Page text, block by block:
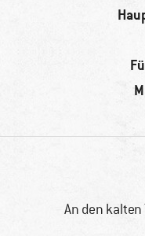
An den kalten